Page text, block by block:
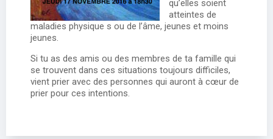
qu’elles soient
atteintes de
maladies physique s ou de l’âme, jeunes et moins
jeunes.
Si tu as des amis ou des membres de ta famille qui
se trouvent dans ces situations toujours difficiles,
vient prier avec des personnes qui auront à cœur de
prier pour ces intentions.